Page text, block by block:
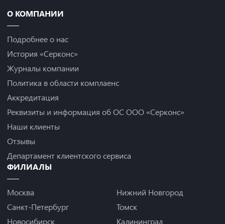
О КОМПАНИИ
Подробнее о нас
История «Серконс»
Журналы компании
Политика в области комплаенс
Аккредитация
Реквизиты и информация об ОС ООО «Серконс»
Наши клиенты
Отзывы
Департамент клиентского сервиса
ФИЛИАЛЫ
Москва
Санкт-Петербург
Новосибирск
Нижний Новгород
Томск
Калининград